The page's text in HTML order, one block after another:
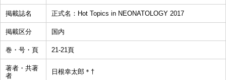
掲載誌名 正式名：Hot Topics in NEONATOLOGY 2017
掲載区分 国内
巻・号・頁 21-21頁
著者・共著
者
日根幸太郎＊†